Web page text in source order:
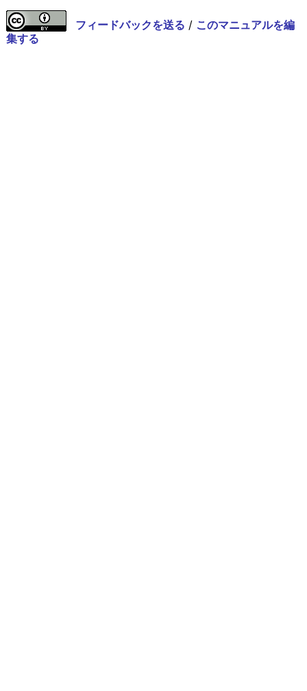
フィードバックを送る / このマニュアルを編
集する